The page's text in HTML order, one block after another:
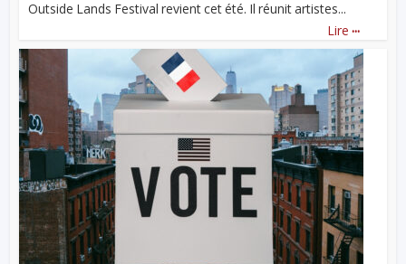
Outside Lands Festival revient cet été. Il réunit artistes...
Lire ...